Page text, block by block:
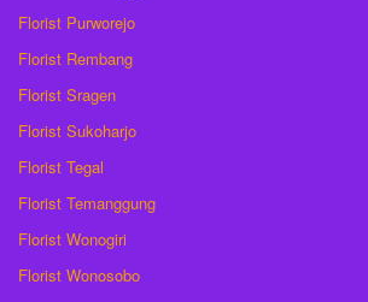
Florist Purworejo
Florist Rembang
Florist Sragen
Florist Sukoharjo
Florist Tegal
Florist Temanggung
Florist Wonogiri
Florist Wonosobo